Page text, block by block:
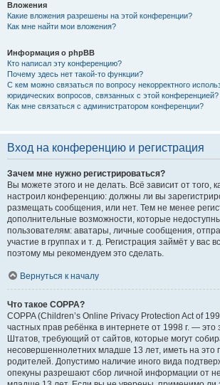
Вложения
Какие вложения разрешены на этой конференции?
Как мне найти мои вложения?
Информация о phpBB
Кто написал эту конференцию?
Почему здесь нет такой-то функции?
С кем можно связаться по вопросу некорректного
юридических вопросов, связанных с этой конференцией?
Как мне связаться с администратором конференции?
Вход на конференцию и регистрация
Зачем мне нужно регистрироваться?
Вы можете этого и не делать. Всё зависит от того,
настроил конференцию: должны ли вы
размещать сообщения, или нет. Тем не менее
дополнительные возможности, которые
пользователям: аватары, личные сообщения,
участие в группах и т. д. Регистрация займёт у вас
поэтому мы рекомендуем это сделать.
Вернуться к началу
Что такое COPPA?
COPPA (Children’s Online Privacy Protection Act of
частных прав ребёнка в интернете от 1998 г. —
Штатов, требующий от сайтов, которые могут
несовершеннолетних младше 13 лет, иметь на это
родителей. Допустимо наличие иного вида
опекуны разрешают сбор личной информации от